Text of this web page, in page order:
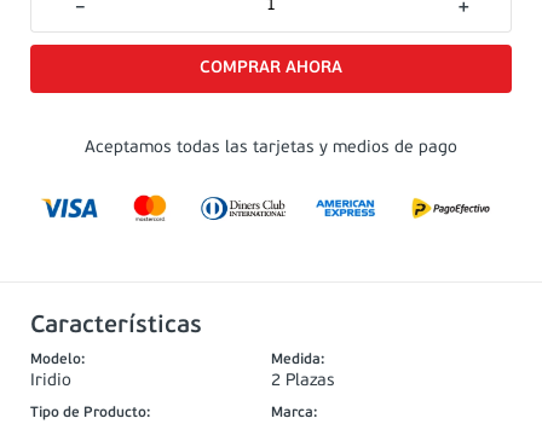
＋
－
Aceptamos todas las tarjetas y medios de pago
Características
Modelo:
Iridio
Medida:
2 Plazas
Tipo de Producto: Marca: